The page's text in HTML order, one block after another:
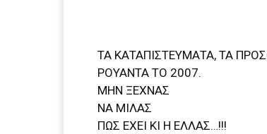
ΤΑ ΚΑΤΑΠΙΣΤΕΥΜΑΤΑ, ΤΑ
ΡΟΥΑΝΤΑ ΤΟ 2007.
ΜΗΝ ΞΕΧΝΑΣ
ΝΑ ΜΙΛΑΣ
ΠΩΣ ΕΧΕΙ ΚΙ Η ΕΛΛΑΣ…!!!